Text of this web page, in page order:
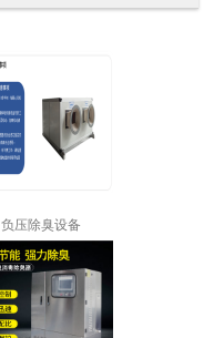
负压除臭设备